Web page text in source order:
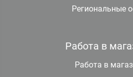
Региональные
Работа в
Работа в